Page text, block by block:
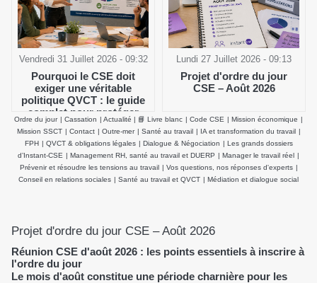
Vendredi 31 Juillet 2026 - 09:32
Pourquoi le CSE doit
exiger une véritable
politique QVCT : le guide
complet pour protéger
durablement la santé
physique et mentale des
salariés
Lundi 27 Juillet 2026 - 09:13
Projet d'ordre du jour
CSE – Août 2026
Ordre du jour | Cassation | Actualité | 📘 Livre blanc | Code CSE | Mission économique |
Mission SSCT | Contact | Outre-mer | Santé au travail | IA et transformation du travail |
FPH | QVCT & obligations légales | Dialogue & Négociation | Les grands dossiers
d’Instant-CSE | Management RH, santé au travail et DUERP | Manager le travail réel |
Prévenir et résoudre les tensions au travail | Vos questions, nos réponses d'experts |
Conseil en relations sociales | Santé au travail et QVCT | Médiation et dialogue social
Projet d'ordre du jour CSE – Août 2026
Réunion CSE d'août 2026 : les points essentiels à inscrire à
l'ordre du jour
Le mois d'août constitue une période charnière pour les